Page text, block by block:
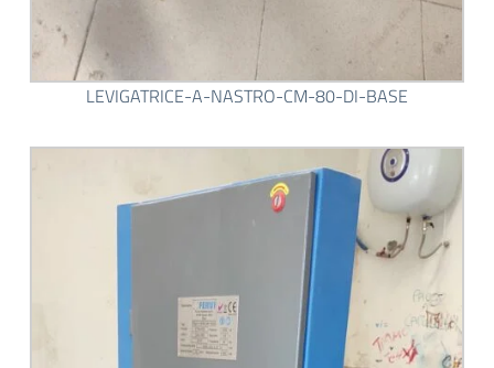
LEVIGATRICE-A-NASTRO-CM-80-DI-BASE